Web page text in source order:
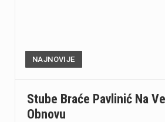
NAJNOVIJE
Stube Braće Pavlinić Na
Obnovu